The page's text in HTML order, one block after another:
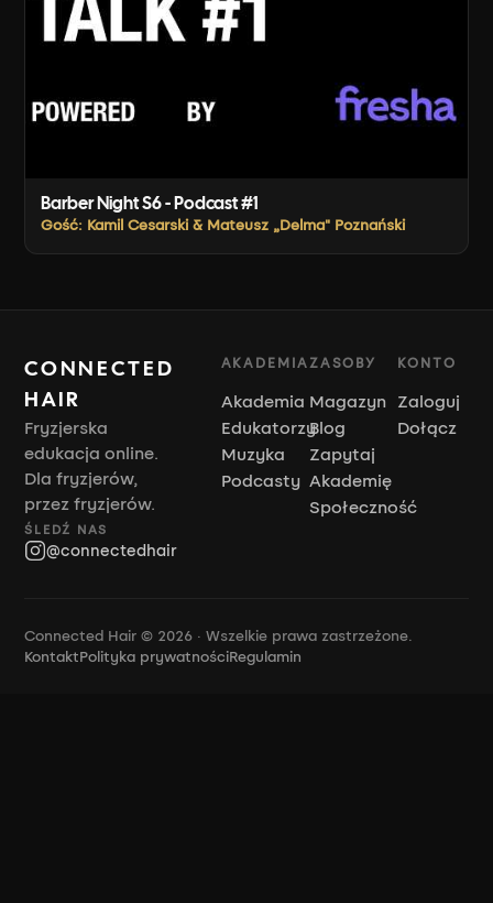
Barber Night S6 - Podcast #1
Gość: Kamil Cesarski & Mateusz „Delma" Poznański
CONNECTED
HAIR
Fryzjerska
edukacja online.
Dla fryzjerów,
przez fryzjerów.
ŚLEDŹ NAS
@connectedhair
AKADEMIA
Akademia
Edukatorzy
Muzyka
Podcasty
ZASOBY
Magazyn
Blog
Zapytaj
Akademię
Społeczność
KONTO
Zaloguj
Dołącz
Connected Hair © 2026 · Wszelkie prawa zastrzeżone.
KontaktPolityka prywatnościRegulamin